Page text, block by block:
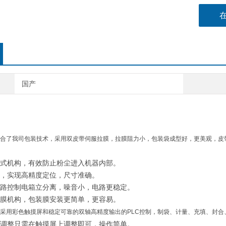
国产
了我司包装技术，采用双皮带伺服拉膜，拉膜阻力小，包装袋成型好，更美观，
机构，有效防止粉尘进入机器内部。
实现高精度定位，尺寸准确。
控制电箱立分离，噪音小，电路更稳定。
机构，包装膜安装更简单，更容易。
采用彩色触摸屏和稳定可靠的双轴高精度输出的PLC控制，制袋、计量、充填、封
整只需在触摸屏上调整即可，操作简单。